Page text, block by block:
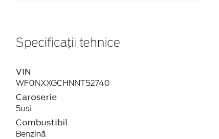
Specificații tehnice
VIN
WF0NXXGCHNNT52740
Caroserie
5usi
Combustibil
Benzină